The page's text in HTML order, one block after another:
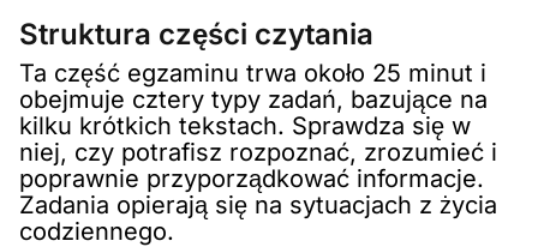
Struktura części czytania
Ta część egzaminu trwa około 25 minut i
obejmuje cztery typy zadań, bazujące na
kilku krótkich tekstach. Sprawdza się w
niej, czy potrafisz rozpoznać, zrozumieć i
poprawnie przyporządkować informacje.
Zadania opierają się na sytuacjach z życia
codziennego.